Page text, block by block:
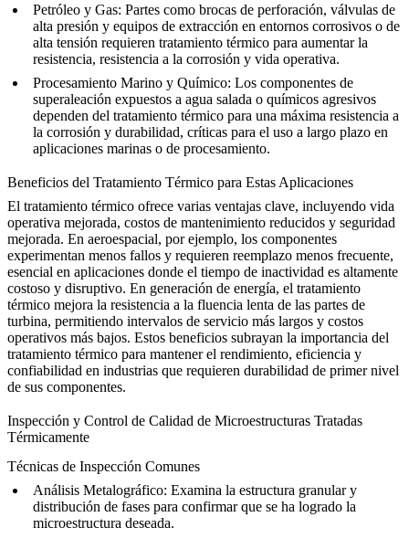
Petróleo y Gas: Partes como brocas de perforación, válvulas de
alta presión y equipos de extracción en entornos corrosivos o de
alta tensión requieren tratamiento térmico para aumentar la
resistencia, resistencia a la corrosión y vida operativa.
Procesamiento Marino y Químico: Los componentes de
superaleación expuestos a agua salada o químicos agresivos
dependen del tratamiento térmico para una máxima resistencia a
la corrosión y durabilidad, críticas para el uso a largo plazo en
aplicaciones marinas o de procesamiento.
Beneficios del Tratamiento Térmico para Estas Aplicaciones
El tratamiento térmico ofrece varias ventajas clave, incluyendo vida
operativa mejorada, costos de mantenimiento reducidos y seguridad
mejorada. En aeroespacial, por ejemplo, los componentes
experimentan menos fallos y requieren reemplazo menos frecuente,
esencial en aplicaciones donde el tiempo de inactividad es altamente
costoso y disruptivo. En generación de energía, el tratamiento
térmico mejora la resistencia a la fluencia lenta de las partes de
turbina, permitiendo intervalos de servicio más largos y costos
operativos más bajos. Estos beneficios subrayan la importancia del
tratamiento térmico para mantener el rendimiento, eficiencia y
confiabilidad en industrias que requieren durabilidad de primer nivel
de sus componentes.
Inspección y Control de Calidad de Microestructuras Tratadas
Térmicamente
Técnicas de Inspección Comunes
Análisis Metalográfico: Examina la estructura granular y
distribución de fases para confirmar que se ha logrado la
microestructura deseada.